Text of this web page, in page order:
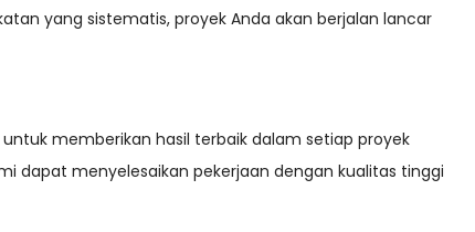
yang sistematis, proyek Anda akan berjalan lancar
memberikan hasil terbaik dalam setiap proyek
dapat menyelesaikan pekerjaan dengan kualitas tinggi